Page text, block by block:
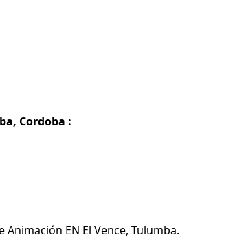
Cordoba :
EN El Vence, Tulumba.